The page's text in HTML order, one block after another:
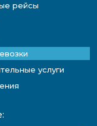
рейсы
услуги